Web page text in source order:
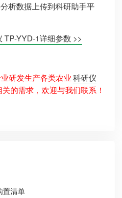
析数据上传到科研助手平
TP-YYD-1详细参数 >>
研发生产各类农业科研仪
的需求，欢迎与我们联系！
置清单